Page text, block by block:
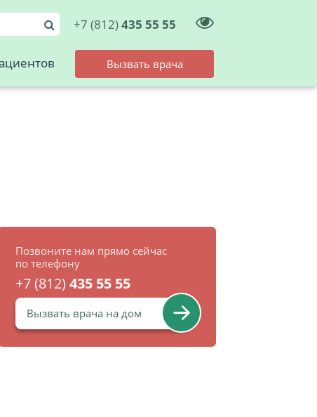
+7 (812)435 55 55
Вызвать врача
Позвоните нам прямо сейчас
по телефону
+7 (812) 435 55 55
Вызвать врача на дом